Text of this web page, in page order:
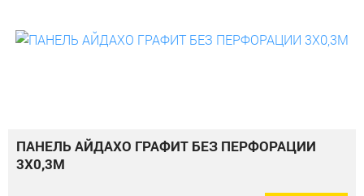
ПАНЕЛЬ АЙДАХО ГРАФИТ БЕЗ ПЕРФОРАЦИИ
3Х0,3М